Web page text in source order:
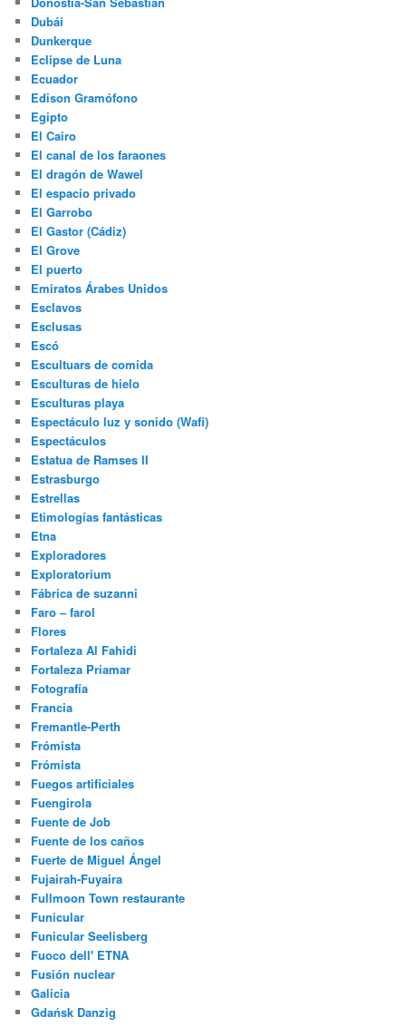
Dubái
Dunkerque
Eclipse de Luna
Ecuador
Edison Gramófono
Egipto
El Cairo
El canal de los faraones
El dragón de Wawel
El espacio privado
El Garrobo
El Gastor (Cádiz)
El Grove
El puerto
Emiratos Árabes Unidos
Esclavos
Esclusas
Escó
Escultuars de comida
Esculturas de hielo
Esculturas playa
Espectáculo luz y sonido (Wafi)
Espectáculos
Estatua de Ramses II
Estrasburgo
Estrellas
Etimologías fantásticas
Etna
Exploradores
Exploratorium
Fábrica de suzanni
Faro – farol
Flores
Fortaleza Al Fahidi
Fortaleza Priamar
Fotografía
Francia
Fremantle-Perth
Frómista
Frómista
Fuegos artificiales
Fuengirola
Fuente de Job
Fuente de los caños
Fuerte de Miguel Ángel
Fujairah-Fuyaira
Fullmoon Town restaurante
Funicular
Funicular Seelisberg
Fuoco dell' ETNA
Fusión nuclear
Galicia
Gdańsk Danzig